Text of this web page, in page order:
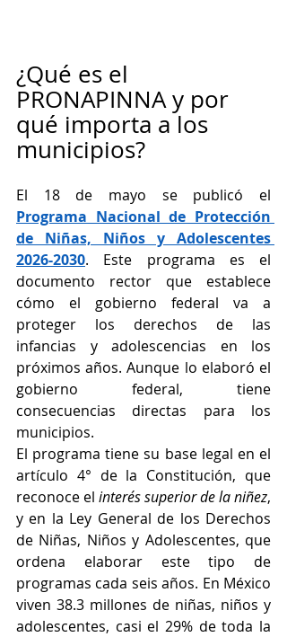
¿Qué es el
PRONAPINNA y por
qué importa a los
municipios?
Programa Nacional de Protección
de Niñas, Niños y Adolescentes
2026-2030. Este programa es el
documento rector que establece
cómo el gobierno federal va a
proteger los derechos de las
infancias y adolescencias en los
próximos años. Aunque lo elaboró el
gobierno federal, tiene
consecuencias directas para los
municipios.
El programa tiene su base legal en el
artículo 4° de la Constitución, que
reconoce el interés superior de la niñez,
y en la Ley General de los Derechos
de Niñas, Niños y Adolescentes, que
ordena elaborar este tipo de
programas cada seis años. En México
viven 38.3 millones de niñas, niños y
adolescentes, casi el 29% de toda la